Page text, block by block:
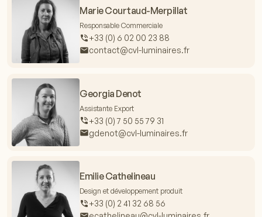
Marie Courtaud-Merpillat
Responsable Commerciale
+33 (0) 6 02 00 23 88
contact@cvl-luminaires.fr
Georgia Denot
Assistante Export
+33 (0) 7 50 55 79 31
gdenot@cvl-luminaires.fr
Emilie Cathelineau
Design et développement produit
+33 (0) 2 41 32 68 56